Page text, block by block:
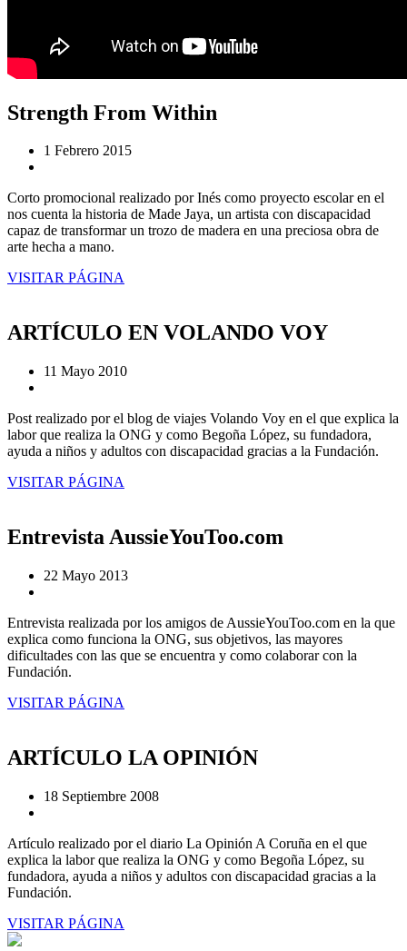
Strength From Within
1 Febrero 2015
Corto promocional realizado por Inés como proyecto escolar en el
nos cuenta la historia de Made Jaya, un artista con discapacidad
capaz de transformar un trozo de madera en una preciosa obra de
arte hecha a mano.
VISITAR PÁGINA
ARTÍCULO EN VOLANDO VOY
11 Mayo 2010
Post realizado por el blog de viajes Volando Voy en el que explica la
labor que realiza la ONG y como Begoña López, su fundadora,
ayuda a niños y adultos con discapacidad gracias a la Fundación.
VISITAR PÁGINA
Entrevista AussieYouToo.com
22 Mayo 2013
Entrevista realizada por los amigos de AussieYouToo.com en la que
explica como funciona la ONG, sus objetivos, las mayores
dificultades con las que se encuentra y como colaborar con la
Fundación.
VISITAR PÁGINA
ARTÍCULO LA OPINIÓN
18 Septiembre 2008
Artículo realizado por el diario La Opinión A Coruña en el que
explica la labor que realiza la ONG y como Begoña López, su
fundadora, ayuda a niños y adultos con discapacidad gracias a la
Fundación.
VISITAR PÁGINA